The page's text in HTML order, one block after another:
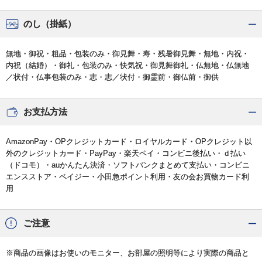
のし（掛紙）
無地・御祝・粗品・包装のみ・御見舞・寿・残暑御見舞・無地・内祝・
内祝（結婚）・御礼・包装のみ・快気祝・御見舞御礼・仏無地・仏無地
／状付・仏事包装のみ・志・志／状付・御霊前・御仏前・御供
お支払方法
AmazonPay・OPクレジットカード・ロイヤルカード・OPクレジット以
外のクレジットカード・PayPay・楽天ペイ・コンビニ後払い・ｄ払い
（ドコモ）・auかんたん決済・ソフトバンクまとめて支払い・コンビニ
エンスストア・ペイジー・小田急ポイント利用・友の会お買物カード利
用
ご注意
※商品の画像はお使いのモニター、お部屋の照明等により実際の商品と